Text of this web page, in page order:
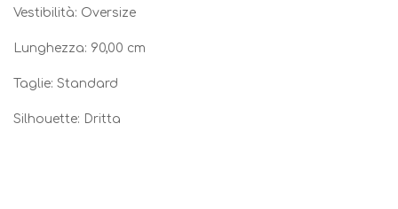
Vestibilità: Oversize
Lunghezza: 90,00 cm
Taglie: Standard
Silhouette: Dritta